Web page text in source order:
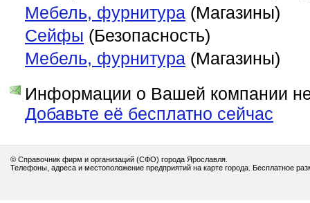
Мебель, фурнитура (Магазины)
Сейфы (Безопасность)
Мебель, фурнитура (Магазины)
Информации о Вашей компании
Добавьте её бесплатно сейчас
© Справочник фирм и организаций (СФО) города Ярославля.
Телефоны, адреса и местоположение предприятий на карте города. Бесплатное